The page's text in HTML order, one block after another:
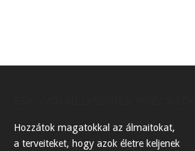
Hozzátok magatokkal az álmaitokat,
a terveiteket, hogy azok életre keljenek